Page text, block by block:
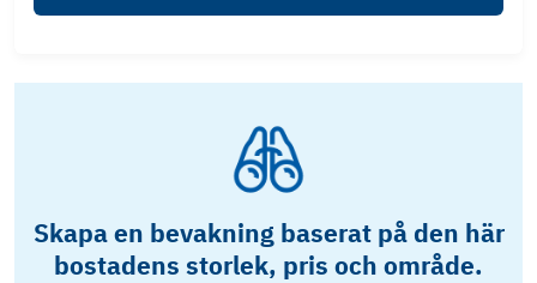
Skapa en bevakning baserat på den här
bostadens storlek, pris och område.